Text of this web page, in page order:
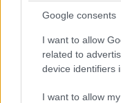
Google consents
I want to allow
related to
device identifiers
I want to allow